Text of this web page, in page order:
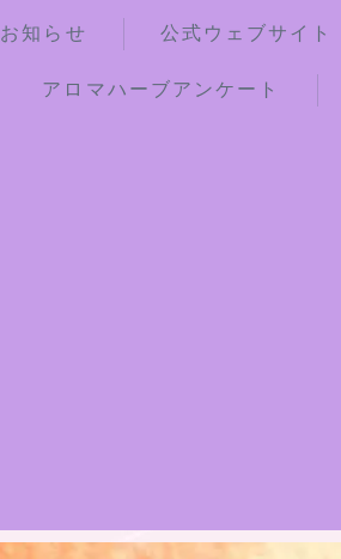
お知らせ 公式ウェブサイ
アロマハーブアンケート